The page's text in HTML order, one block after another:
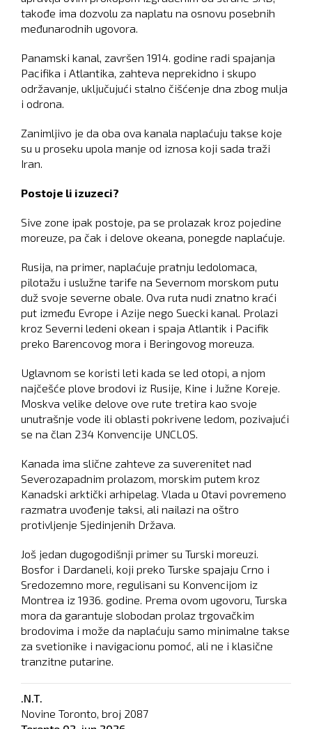
takođe ima dozvolu za naplatu na osnovu posebnih
međunarodnih ugovora.
Panamski kanal, završen 1914. godine radi spajanja
Pacifika i Atlantika, zahteva neprekidno i skupo
održavanje, uključujući stalno čišćenje dna zbog mulja
i odrona.
Zanimljivo je da oba ova kanala naplaćuju takse koje
su u proseku upola manje od iznosa koji sada traži
Iran.
Postoje li izuzeci?
Sive zone ipak postoje, pa se prolazak kroz pojedine
moreuze, pa čak i delove okeana, ponegde naplaćuje.
Rusija, na primer, naplaćuje pratnju ledolomaca,
pilotažu i uslužne tarife na Severnom morskom putu
duž svoje severne obale. Ova ruta nudi znatno kraći
put između Evrope i Azije nego Suecki kanal. Prolazi
kroz Severni ledeni okean i spaja Atlantik i Pacifik
preko Barencovog mora i Beringovog moreuza.
Uglavnom se koristi leti kada se led otopi, a njom
najčešće plove brodovi iz Rusije, Kine i Južne Koreje.
Moskva velike delove ove rute tretira kao svoje
unutrašnje vode ili oblasti pokrivene ledom, pozivajući
se na član 234 Konvencije UNCLOS.
Kanada ima slične zahteve za suverenitet nad
Severozapadnim prolazom, morskim putem kroz
Kanadski arktički arhipelag. Vlada u Otavi povremeno
razmatra uvođenje taksi, ali nailazi na oštro
protivljenje Sjedinjenih Država.
Još jedan dugogodišnji primer su Turski moreuzi.
Bosfor i Dardaneli, koji preko Turske spajaju Crno i
Sredozemno more, regulisani su Konvencijom iz
Montrea iz 1936. godine. Prema ovom ugovoru, Turska
mora da garantuje slobodan prolaz trgovačkim
brodovima i može da naplaćuju samo minimalne takse
za svetionike i navigacionu pomoć, ali ne i klasične
tranzitne putarine.
.N.T.
Novine Toronto, broj 2087